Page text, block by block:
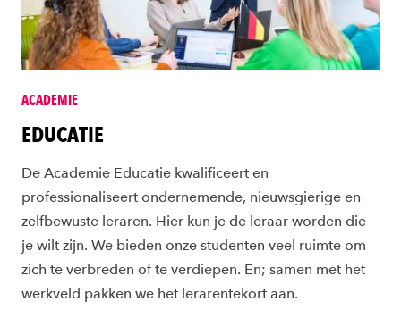
ACADEMIE
EDUCATIE
De Academie Educatie kwalificeert en
professionaliseert ondernemende, nieuwsgierige en
zelfbewuste leraren. Hier kun je de leraar worden die
je wilt zijn. We bieden onze studenten veel ruimte om
zich te verbreden of te verdiepen. En; samen met het
werkveld pakken we het lerarentekort aan.